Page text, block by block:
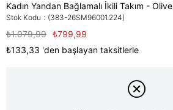
Kadın Yandan Bağlamalı İkili Takım - Olive
Stok Kodu (383-26SM96001.224)
₺1.079,99 ₺799,99
₺133,33 'den başlayan taksitlerle